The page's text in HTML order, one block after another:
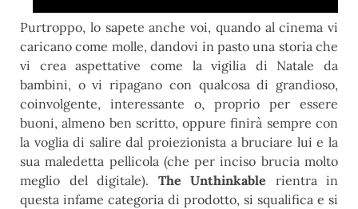
Purtroppo, lo sapete anche voi, quando al cinema vi
caricano come molle, dandovi in pasto una storia che
vi crea aspettative come la vigilia di Natale da
bambini, o vi ripagano con qualcosa di grandioso,
coinvolgente, interessante o, proprio per essere
buoni, almeno ben scritto, oppure finirà sempre con
la voglia di salire dal proiezionista a bruciare lui e la
sua maledetta pellicola (che per inciso brucia molto
meglio del digitale). The Unthinkable rientra in
questa infame categoria di prodotto, si squalifica e si